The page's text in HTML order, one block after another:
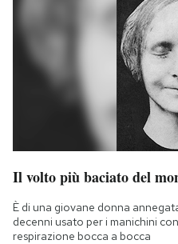
Il volto più baciato del
È di una giovane donna
decenni usato per i manichini
respirazione bocca a bocca